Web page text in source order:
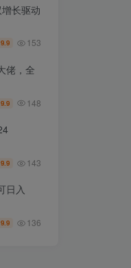
长驱动
9.9 153
佬，全
9.9 148
9.9 143
日入
9.9 136